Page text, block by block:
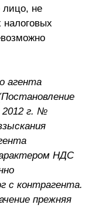
лицо, не
налоговых
агента
2012 г. №
НДС
с контрагента.
прежняя